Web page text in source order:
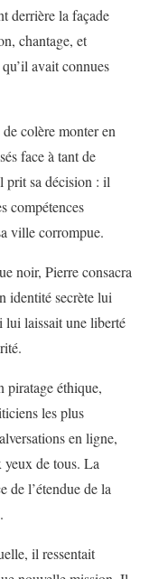
derrière la façade
chantage, et
avait connues
colère monter en
face à tant de
prit sa décision : il
compétences
ville corrompue.
noir, Pierre consacra
identité secrète lui
lui laissait une liberté
piratage éthique,
les plus
en ligne,
yeux de tous. La
de l’étendue de la
il ressentait